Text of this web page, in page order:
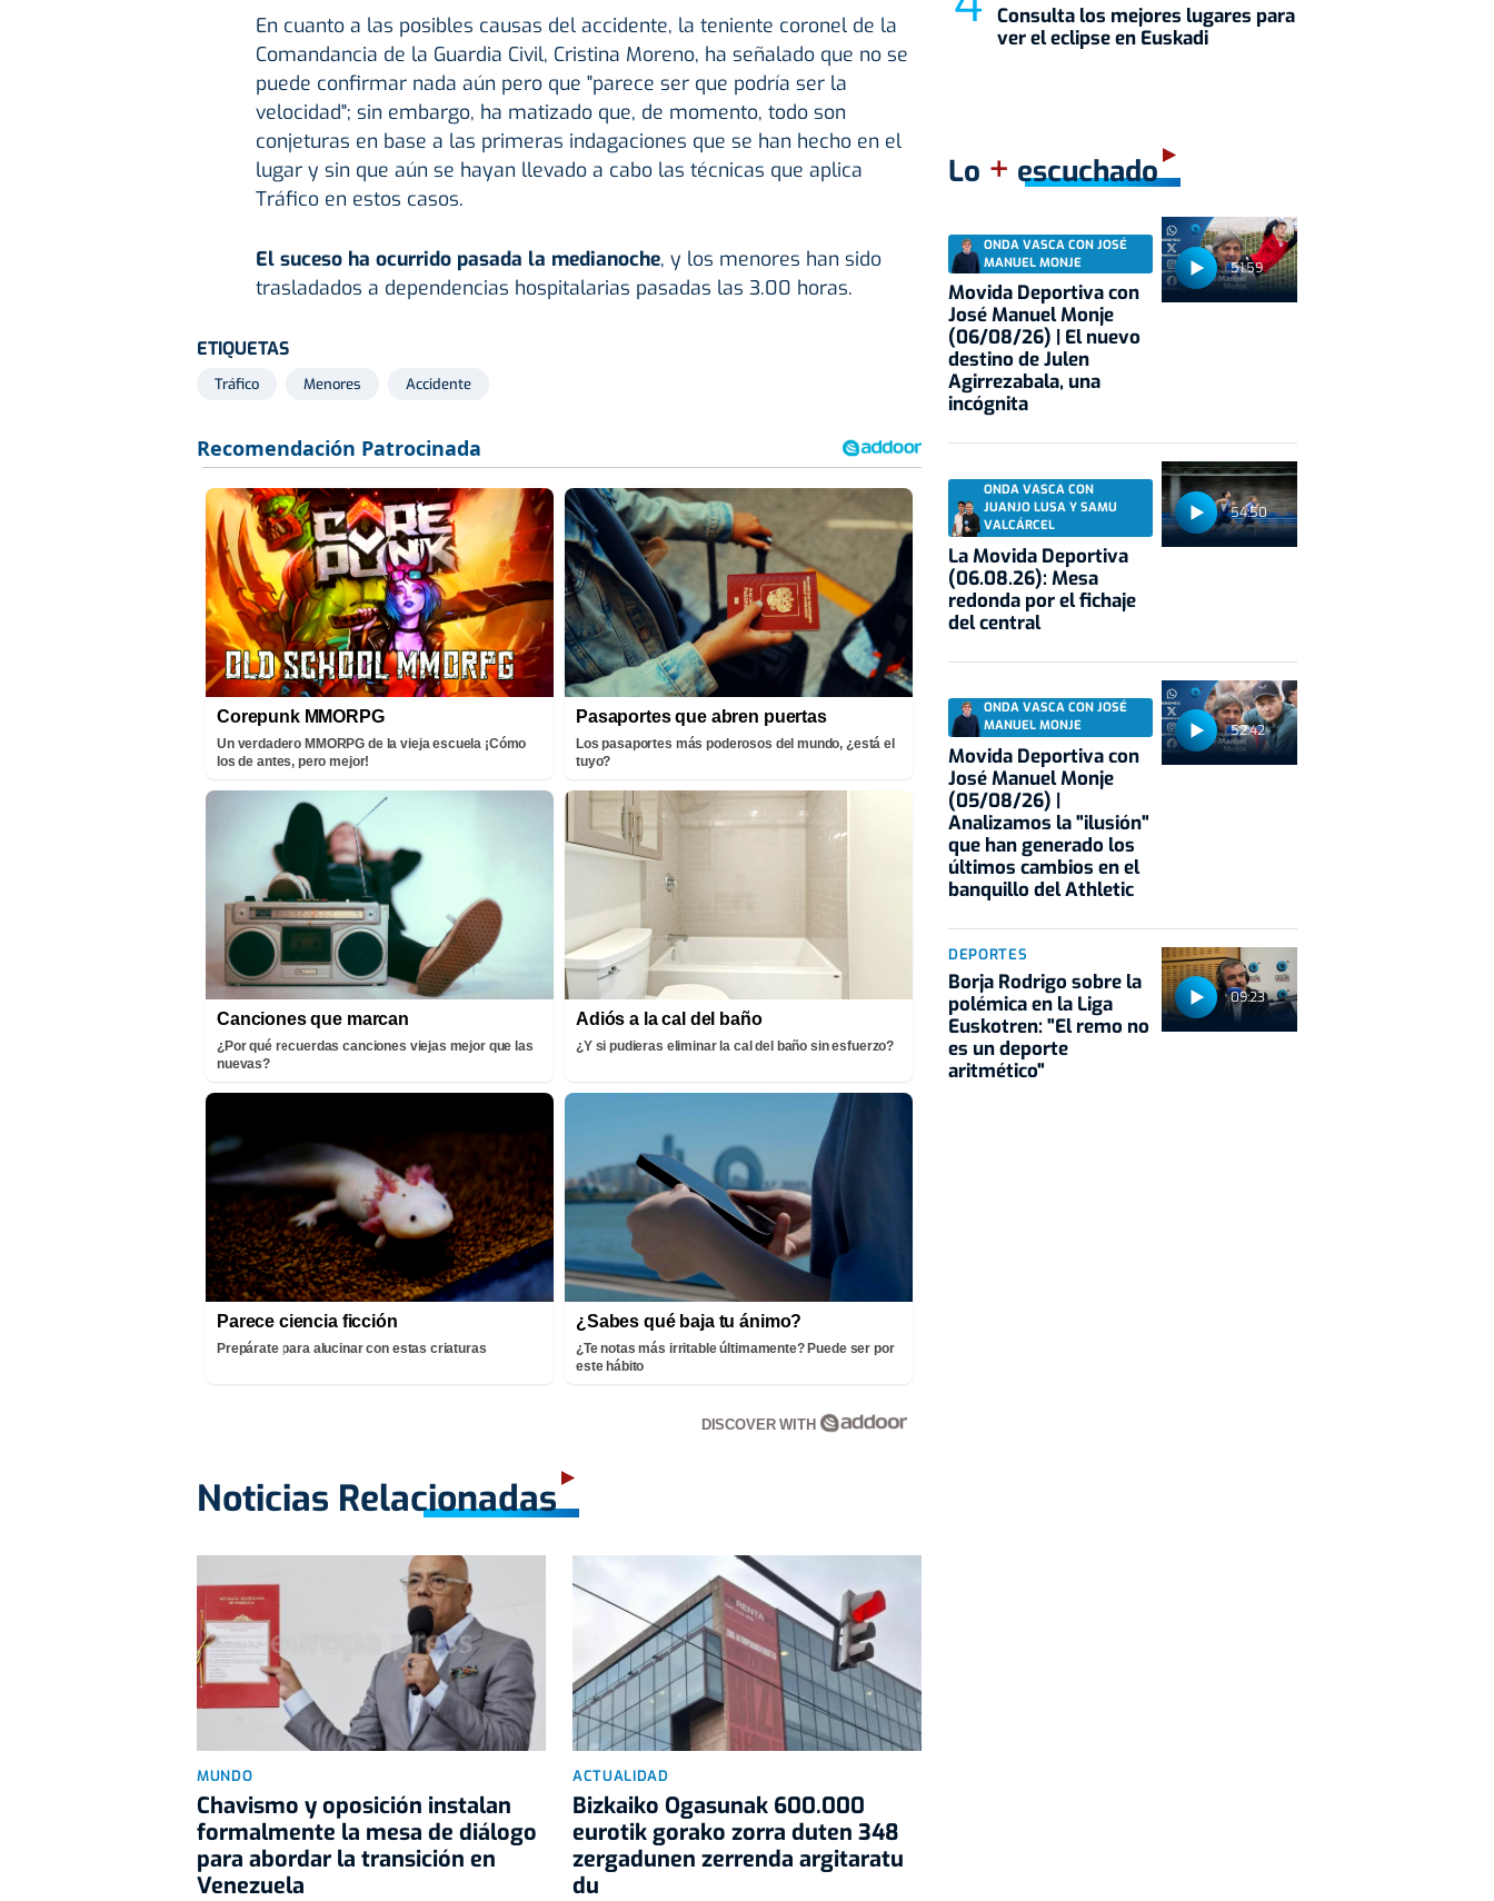
En cuanto a las posibles causas del accidente, la teniente coronel de la
Comandancia de la Guardia Civil, Cristina Moreno, ha señalado que no se
puede confirmar nada aún pero que "parece ser que podría ser la
velocidad"; sin embargo, ha matizado que, de momento, todo son
conjeturas en base a las primeras indagaciones que se han hecho en el
lugar y sin que aún se hayan llevado a cabo las técnicas que aplica
Tráfico en estos casos.
El suceso ha ocurrido pasada la medianoche, y los menores han sido
trasladados a dependencias hospitalarias pasadas las 3.00 horas.
ETIQUETAS
Tráfico Menores Accidente
Corepunk MMORPG
Un verdadero MMORPG de la vieja escuela ¡Cómo
los de antes, pero mejor!
Pasaportes que abren puertas
Los pasaportes más poderosos del mundo, ¿está el
tuyo?
Canciones que marcan
¿Por qué recuerdas canciones viejas mejor que las
nuevas?
Adiós a la cal del baño
¿Y si pudieras eliminar la cal del baño sin esfuerzo?
Parece ciencia ficción
Prepárate para alucinar con estas criaturas
¿Sabes qué baja tu ánimo?
¿Te notas más irritable últimamente? Puede ser por
este hábito
DISCOVER WITH
Noticias Relacionadas
MUNDO
Chavismo y oposición instalan
formalmente la mesa de diálogo
para abordar la transición en
Venezuela
ACTUALIDAD
Bizkaiko Ogasunak 600.000
eurotik gorako zorra duten 348
zergadunen zerrenda argitaratu
du
Consulta los mejores lugares para
ver el eclipse en Euskadi
Lo + escuchado
51:59
ONDA VASCA CON JOSÉ
MANUEL MONJE
Movida Deportiva con
José Manuel Monje
(06/08/26) | El nuevo
destino de Julen
Agirrezabala, una
incógnita
54:50
ONDA VASCA CON
JUANJO LUSA Y SAMU
VALCÁRCEL
La Movida Deportiva
(06.08.26): Mesa
redonda por el fichaje
del central
52:42
ONDA VASCA CON JOSÉ
MANUEL MONJE
Movida Deportiva con
José Manuel Monje
(05/08/26) |
Analizamos la "ilusión"
que han generado los
últimos cambios en el
banquillo del Athletic
09:23
DEPORTES
Borja Rodrigo sobre la
polémica en la Liga
Euskotren: "El remo no
es un deporte
aritmético"